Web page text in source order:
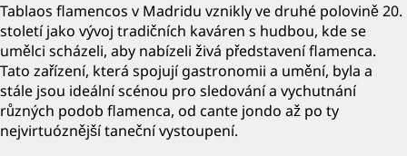
Tablaos flamencos v Madridu vznikly ve druhé polovině 20.
století jako vývoj tradičních kaváren s hudbou, kde se
umělci scházeli, aby nabízeli živá představení flamenca.
Tato zařízení, která spojují gastronomii a umění, byla a
stále jsou ideální scénou pro sledování a vychutnání
různých podob flamenca, od cante jondo až po ty
nejvirtuóznější taneční vystoupení.